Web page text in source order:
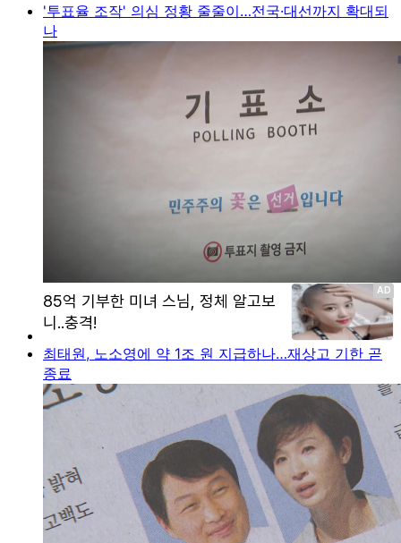
'투표율 조작' 의심 정황 줄줄이…전국·대선까지 확대되
나
최태원, 노소영에 약 1조 원 지급하나…재상고 기한 곧
종료